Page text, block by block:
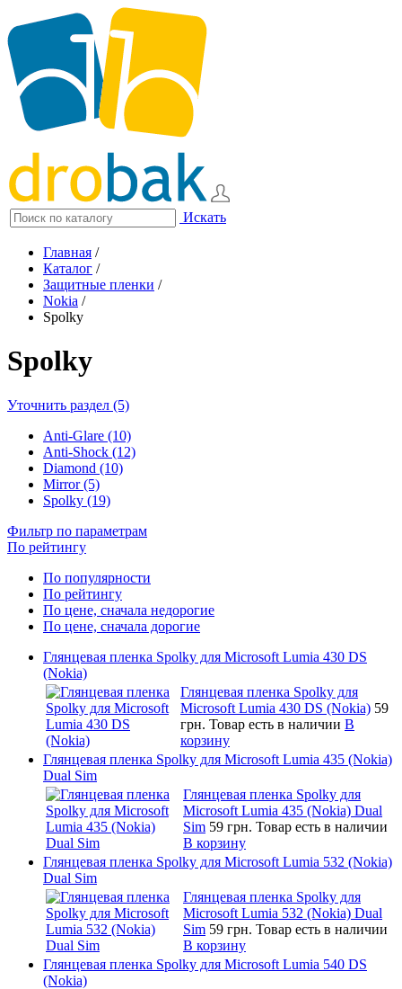
Искать
Главная /
Каталог /
Защитные пленки /
Nokia /
Spolky
Spolky
Уточнить раздел (5)
Anti-Glare (10)
Anti-Shock (12)
Diamond (10)
Mirror (5)
Spolky (19)
Фильтр по параметрам
По рейтингу
По популярности
По рейтингу
По цене, сначала недорогие
По цене, сначала дорогие
Глянцевая пленка Spolky для Microsoft Lumia 430 DS
(Nokia)
Глянцевая пленка Spolky для
Microsoft Lumia 430 DS (Nokia) 59
грн. Товар есть в наличии В
корзину
Глянцевая пленка Spolky для Microsoft Lumia 435 (Nokia)
Dual Sim
Глянцевая пленка Spolky для
Microsoft Lumia 435 (Nokia) Dual
Sim 59 грн. Товар есть в наличии
В корзину
Глянцевая пленка Spolky для Microsoft Lumia 532 (Nokia)
Dual Sim
Глянцевая пленка Spolky для
Microsoft Lumia 532 (Nokia) Dual
Sim 59 грн. Товар есть в наличии
В корзину
Глянцевая пленка Spolky для Microsoft Lumia 540 DS
(Nokia)